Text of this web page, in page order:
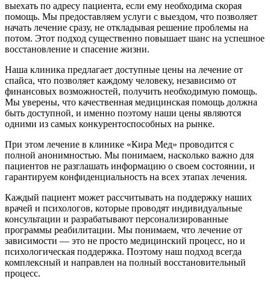
выехать по адресу пациента, если ему необходима скорая
помощь. Мы предоставляем услуги с выездом, что позволяет
начать лечение сразу, не откладывая решение проблемы на
потом. Этот подход существенно повышает шанс на успешное
восстановление и спасение жизни.
Наша клиника предлагает доступные цены на лечение от
спайса, что позволяет каждому человеку, независимо от
финансовых возможностей, получить необходимую помощь.
Мы уверены, что качественная медицинская помощь должна
быть доступной, и именно поэтому наши цены являются
одними из самых конкурентоспособных на рынке.
При этом лечение в клинике «Кира Мед» проводится с
полной анонимностью. Мы понимаем, насколько важно для
пациентов не разглашать информацию о своем состоянии, и
гарантируем конфиденциальность на всех этапах лечения.
Каждый пациент может рассчитывать на поддержку наших
врачей и психологов, которые проводят индивидуальные
консультации и разрабатывают персонализированные
программы реабилитации. Мы понимаем, что лечение от
зависимости — это не просто медицинский процесс, но и
психологическая поддержка. Поэтому наш подход всегда
комплексный и направлен на полный восстановительный
процесс.